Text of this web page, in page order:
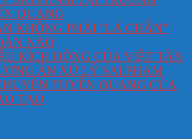
QUANG
KHÔNG PHẢI “LÁ CHẮN”
NÀO
KÍCH ĐỘNG CỦA VIỆT TÂN
ÁN XỬ LÝ SAI PHẠM
TUYÊN QUANG CỦA
TẠO